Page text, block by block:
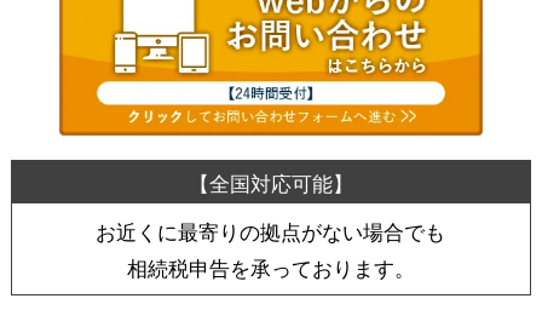
お近くに最寄りの拠点がない場合でも
相続税申告を承っております。